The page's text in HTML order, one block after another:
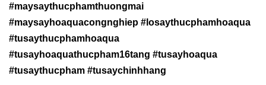
#maysaythucphamthuongmai
#maysayhoaquacongnghiep #losaythucphamhoaqua
#tusaythucphamhoaqua
#tusayhoaquathucpham16tang #tusayhoaqua
#tusaythucpham #tusaychinhhang